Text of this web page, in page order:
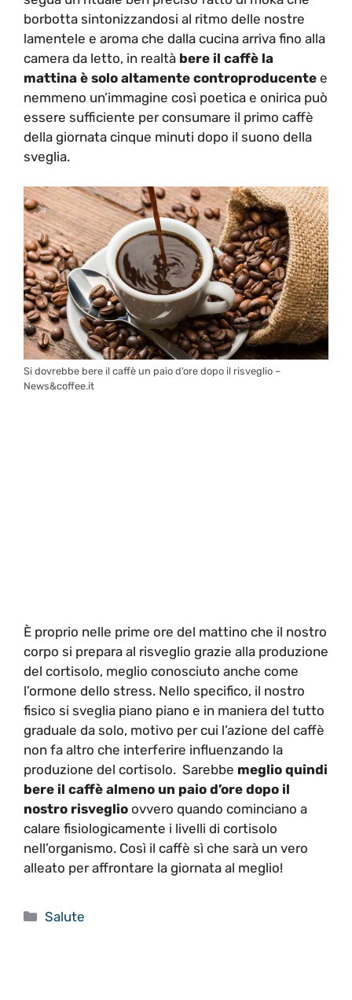
borbotta sintonizzandosi al ritmo delle nostre
lamentele e aroma che dalla cucina arriva fino alla
camera da letto, in realtà bere il caffè la
mattina è solo altamente controproducente e
nemmeno un’immagine così poetica e onirica può
essere sufficiente per consumare il primo caffè
della giornata cinque minuti dopo il suono della
sveglia.
Si dovrebbe bere il caffè un paio d’ore dopo il risveglio –
News&coffee.it
È proprio nelle prime ore del mattino che il nostro
corpo si prepara al risveglio grazie alla produzione
del cortisolo, meglio conosciuto anche come
l’ormone dello stress. Nello specifico, il nostro
fisico si sveglia piano piano e in maniera del tutto
graduale da solo, motivo per cui l’azione del caffè
non fa altro che interferire influenzando la
produzione del cortisolo. Sarebbe meglio quindi
bere il caffè almeno un paio d’ore dopo il
nostro risveglio ovvero quando cominciano a
calare fisiologicamente i livelli di cortisolo
nell’organismo. Così il caffè sì che sarà un vero
alleato per affrontare la giornata al meglio!
Categorie
Salute